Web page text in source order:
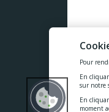
Nos prix
Cookies
Pour
En
sur notre
En
moment